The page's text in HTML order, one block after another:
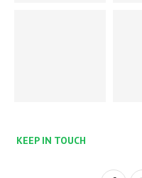
KEEP IN TOUCH